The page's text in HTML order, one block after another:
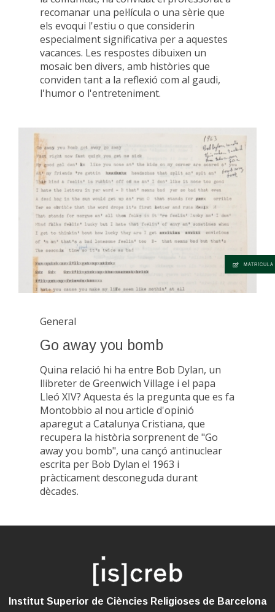
MATRÍCULA
recomanar una pel·lícula o una sèrie que
els evoqui l'estiu o que considerin
especialment significativa per a aquestes
vacances. Les respostes dibuixen un
mosaic ben divers, amb històries que
conviden tant a la reflexió com al gaudi,
l'humor o l'entreteniment.
General
Go away you bomb
Quina relació hi ha entre Bob Dylan, un
llibreter de Greenwich Village i el papa
Lleó XIV? Aquesta és la pregunta que es fa
Montobbio al nou article d'opinió
aparegut a Catalunya Cristiana, que
recupera la història sorprenent de "Go
away you bomb", una cançó antinuclear
escrita per Bob Dylan el 1963 i
pràcticament desconeguda durant
dècades.
Institut Superior de Ciències Religioses de Barcelona